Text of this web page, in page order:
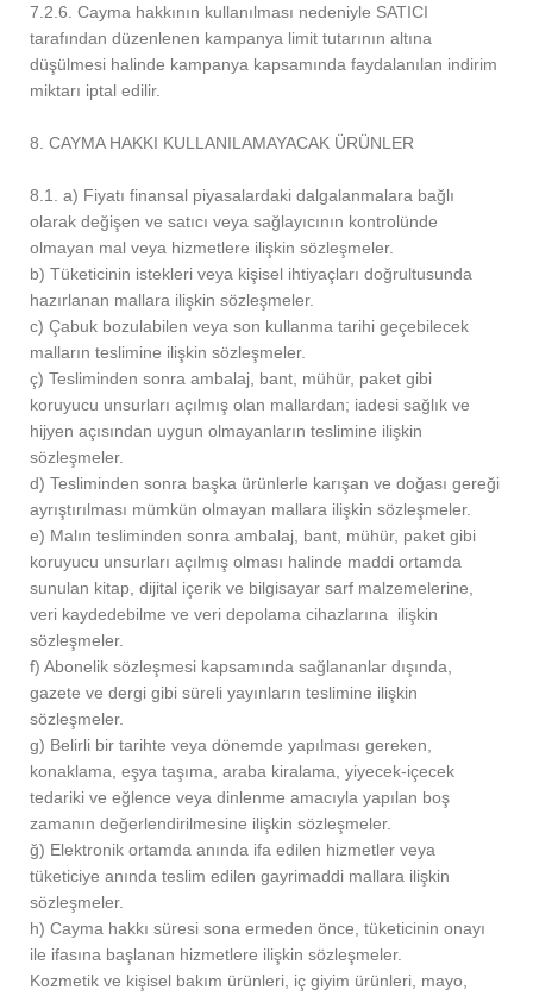
7.2.6. Cayma hakkının kullanılması nedeniyle SATICI
tarafından düzenlenen kampanya limit tutarının altına
düşülmesi halinde kampanya kapsamında faydalanılan indirim
miktarı iptal edilir.
8. CAYMA HAKKI KULLANILAMAYACAK ÜRÜNLER
8.1. a) Fiyatı finansal piyasalardaki dalgalanmalara bağlı
olarak değişen ve satıcı veya sağlayıcının kontrolünde
olmayan mal veya hizmetlere ilişkin sözleşmeler.
b) Tüketicinin istekleri veya kişisel ihtiyaçları doğrultusunda
hazırlanan mallara ilişkin sözleşmeler.
c) Çabuk bozulabilen veya son kullanma tarihi geçebilecek
malların teslimine ilişkin sözleşmeler.
ç) Tesliminden sonra ambalaj, bant, mühür, paket gibi
koruyucu unsurları açılmış olan mallardan; iadesi sağlık ve
hijyen açısından uygun olmayanların teslimine ilişkin
sözleşmeler.
d) Tesliminden sonra başka ürünlerle karışan ve doğası gereği
ayrıştırılması mümkün olmayan mallara ilişkin sözleşmeler.
e) Malın tesliminden sonra ambalaj, bant, mühür, paket gibi
koruyucu unsurları açılmış olması halinde maddi ortamda
sunulan kitap, dijital içerik ve bilgisayar sarf malzemelerine,
veri kaydedebilme ve veri depolama cihazlarına ilişkin
sözleşmeler.
f) Abonelik sözleşmesi kapsamında sağlananlar dışında,
gazete ve dergi gibi süreli yayınların teslimine ilişkin
sözleşmeler.
g) Belirli bir tarihte veya dönemde yapılması gereken,
konaklama, eşya taşıma, araba kiralama, yiyecek-içecek
tedariki ve eğlence veya dinlenme amacıyla yapılan boş
zamanın değerlendirilmesine ilişkin sözleşmeler.
ğ) Elektronik ortamda anında ifa edilen hizmetler veya
tüketiciye anında teslim edilen gayrimaddi mallara ilişkin
sözleşmeler.
h) Cayma hakkı süresi sona ermeden önce, tüketicinin onayı
ile ifasına başlanan hizmetlere ilişkin sözleşmeler.
Kozmetik ve kişisel bakım ürünleri, iç giyim ürünleri, mayo,